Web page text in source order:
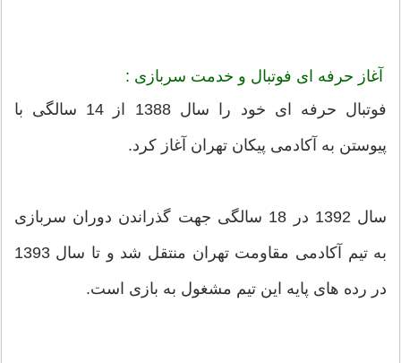
آغاز حرفه ای فوتبال و خدمت سربازی :
فوتبال حرفه ای خود را سال 1388 از 14 سالگی با
پیوستن به آکادمی پیکان تهران آغاز کرد.
سال 1392 در 18 سالگی جهت گذراندن دوران سربازی
به تیم آکادمی مقاومت تهران منتقل شد و تا سال 1393
در رده های پایه این تیم مشغول به بازی است.